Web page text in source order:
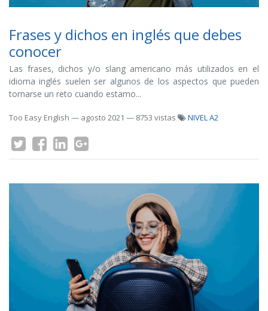
Frases y dichos en inglés que debes
conocer
Las frases, dichos y/o slang americano más utilizados en el
idioma inglés suelen ser algunos de los aspectos que pueden
tornarse un reto cuando estamo...
Too Easy English — agosto 2021 — 8753 vistas NIVEL A2